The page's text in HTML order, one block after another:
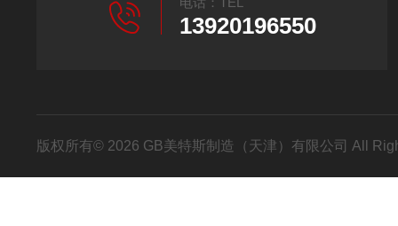
13920196550
版权所有© 2026 GB美特斯制造（天津）有限公司 All